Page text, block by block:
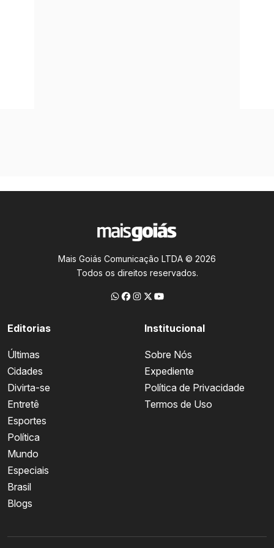
Mais Goiás Comunicação LTDA © 2026
Todos os direitos reservados.
Editorias
Últimas
Cidades
Divirta-se
Entretê
Esportes
Política
Mundo
Especiais
Brasil
Blogs
Institucional
Sobre Nós
Expediente
Política de Privacidade
Termos de Uso